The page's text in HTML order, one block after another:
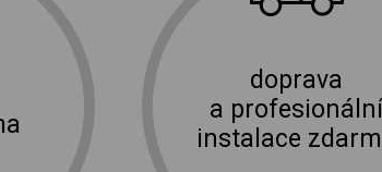
doprava
a profesionální
instalace